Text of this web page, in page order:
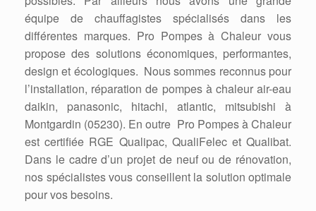
équipe de chauffagistes spécialisés dans les
différentes marques. Pro Pompes à Chaleur vous
propose des solutions économiques, performantes,
design et écologiques. Nous sommes reconnus pour
l’installation, réparation de pompes à chaleur air-eau
daikin, panasonic, hitachi, atlantic, mitsubishi à
Montgardin (05230). En outre Pro Pompes à Chaleur
est certifiée RGE Qualipac, QualiFelec et Qualibat.
Dans le cadre d’un projet de neuf ou de rénovation,
nos spécialistes vous conseillent la solution optimale
pour vos besoins.